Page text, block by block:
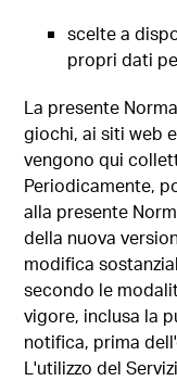
scelte a
propri dati
La presente
giochi, ai siti web
vengono qui
Periodicamente,
alla presente
della nuova
modifica
secondo le
vigore, inclusa la
notifica, prima
L'utilizzo del